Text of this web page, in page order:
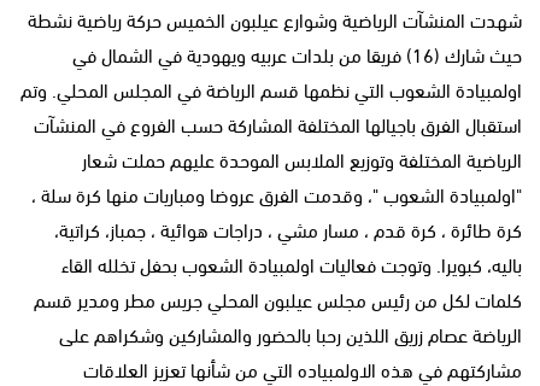
شهدت المنشآت الرياضية وشوارع عيلبون الخميس حركة رياضية نشطة
حيث شارك (16) فريقا من بلدات عربيه ويهودية في الشمال في
اولمبيادة الشعوب التي نظمها قسم الرياضة في المجلس المحلي. وتم
استقبال الفرق باجيالها المختلفة المشاركة حسب الفروع في المنشآت
الرياضية المختلفة وتوزيع الملابس الموحدة عليهم حملت شعار
"اولمبيادة الشعوب "، وقدمت الفرق عروضا ومباريات منها كرة سلة ،
كرة طائرة ، كرة قدم ، مسار مشي ، دراجات هوائية ، جمباز، كراتية،
باليه، كبويرا. وتوجت فعاليات اولمبيادة الشعوب بحفل تخلله القاء
كلمات لكل من رئيس مجلس عيلبون المحلي جريس مطر ومدير قسم
الرياضة عصام زريق اللذين رحبا بالحضور والمشاركين وشكراهم على
مشاركتهم في هذه الاولمبياده التي من شأنها تعزيز العلاقات